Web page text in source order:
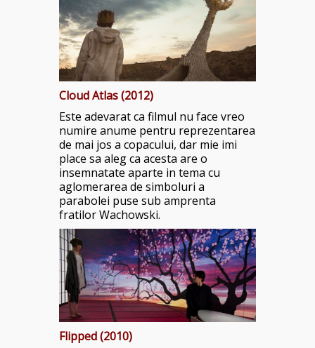
Cloud Atlas (2012)
Este adevarat ca filmul nu face vreo
numire anume pentru reprezentarea
de mai jos a copacului, dar mie imi
place sa aleg ca acesta are o
insemnatate aparte in tema cu
aglomerarea de simboluri a
parabolei puse sub amprenta
fratilorWachowski.
Flipped (2010)